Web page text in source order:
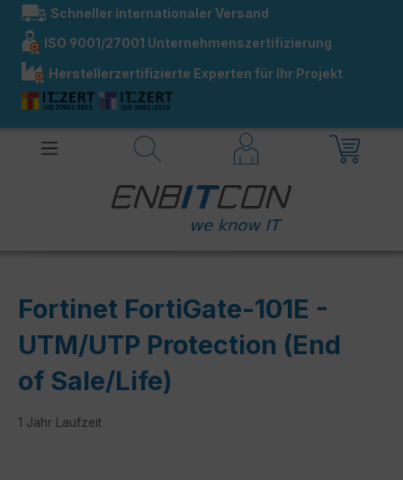
springen
Schneller internationaler Versand
ISO 9001/27001 Unternehmenszertifizierung
Herstellerzertifizierte Experten für Ihr Projekt
Fortinet FortiGate-101E -
UTM/UTP Protection (End
of Sale/Life)
1 Jahr Laufzeit